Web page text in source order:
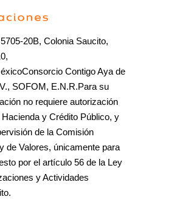
20B, Colonia Saucito,
Contigo Aya de
SOFOM, E.N.R.Para su
no requiere autorización
y Crédito Público, y
de la Comisión
de Valores, únicamente para
por el artículo 56 de la Ley
y Actividades